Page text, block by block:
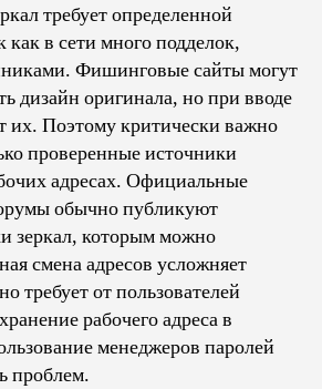
требует определенной
как в сети много подделок,
Фишинговые сайты могут
дизайн оригинала, но при вводе
Поэтому критически важно
проверенные источники
адресах. Официальные
обычно публикуют
зеркал, которым можно
смена адресов усложняет
требует от пользователей
рабочего адреса в
менеджеров паролей
проблем.